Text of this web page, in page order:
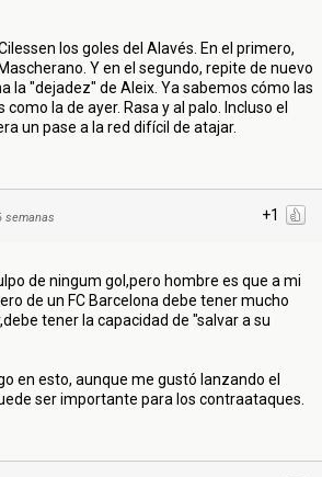
los goles del Alavés. En el primero,
Y en el segundo, repite de nuevo
la "dejadez" de Aleix. Ya sabemos cómo las
la de ayer. Rasa y al palo. Incluso el
un pase a la red difícil de atajar.
+1
semanas
de ningum gol,pero hombre es que a mi
de un FC Barcelona debe tener mucho
tener la capacidad de "salvar a su
en esto, aunque me gustó lanzando el
ser importante para los contraataques.